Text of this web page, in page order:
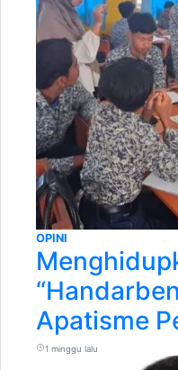
OPINI
Apatisme
1 minggu lalu